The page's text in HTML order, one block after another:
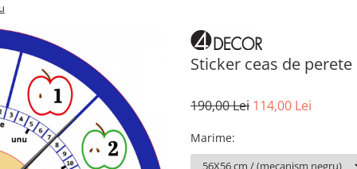
Sticker ceas de
190,00 Lei 114,00 Lei
Marime: